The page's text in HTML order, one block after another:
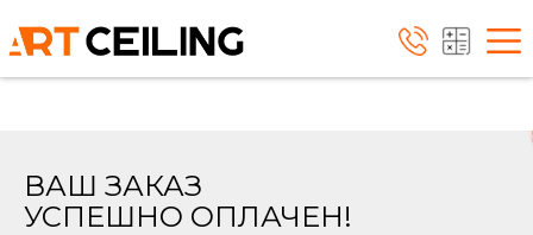
ВАШ ЗАКАЗ
УСПЕШНО ОПЛАЧЕН!